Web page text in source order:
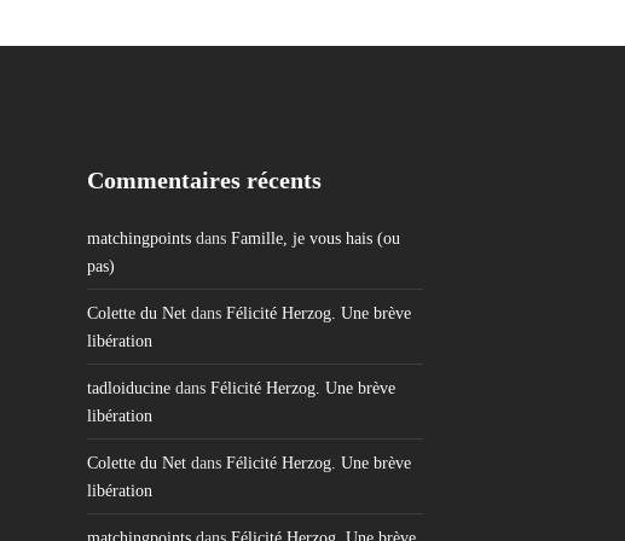
Commentaires récents
matchingpoints dans Famille, je vous hais (ou
pas)
Colette du Net dans Félicité Herzog. Une brève
libération
tadloiducine dans Félicité Herzog. Une brève
libération
Colette du Net dans Félicité Herzog. Une brève
libération